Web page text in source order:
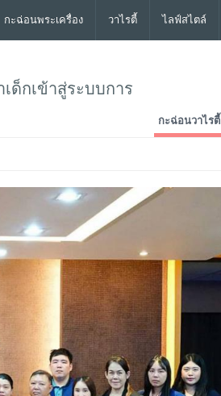
กะฉ่อนพระเครื่อง วาไรตี้ ไลฟ์สไตล์
ด็กเข้าสู่ระบบการ
กะฉ่อนวาไรตี้